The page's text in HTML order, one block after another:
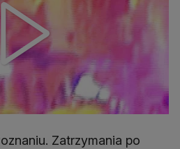
Zatrzymania po